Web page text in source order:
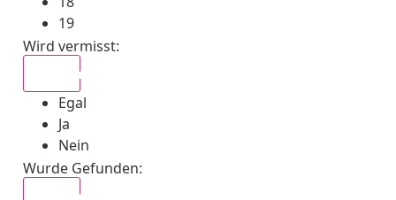
19
Wird vermisst:
Egal
Ja
Nein
Wurde Gefunden: